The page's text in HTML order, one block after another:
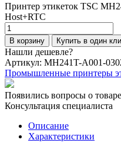
Принтер этикеток TSC
Host+RTC
Количество
товара
Принтер
этикеток
TSC
MH241T
Touch
LCD
SU+Ethernet+USB
Host+RTC
В корзину Купить в один
Нашли дешевле?
Артикул: MH241T-A001-
Промышленные принтеры
Появились вопросы о
Консультация специалиста
Описание
Характеристики